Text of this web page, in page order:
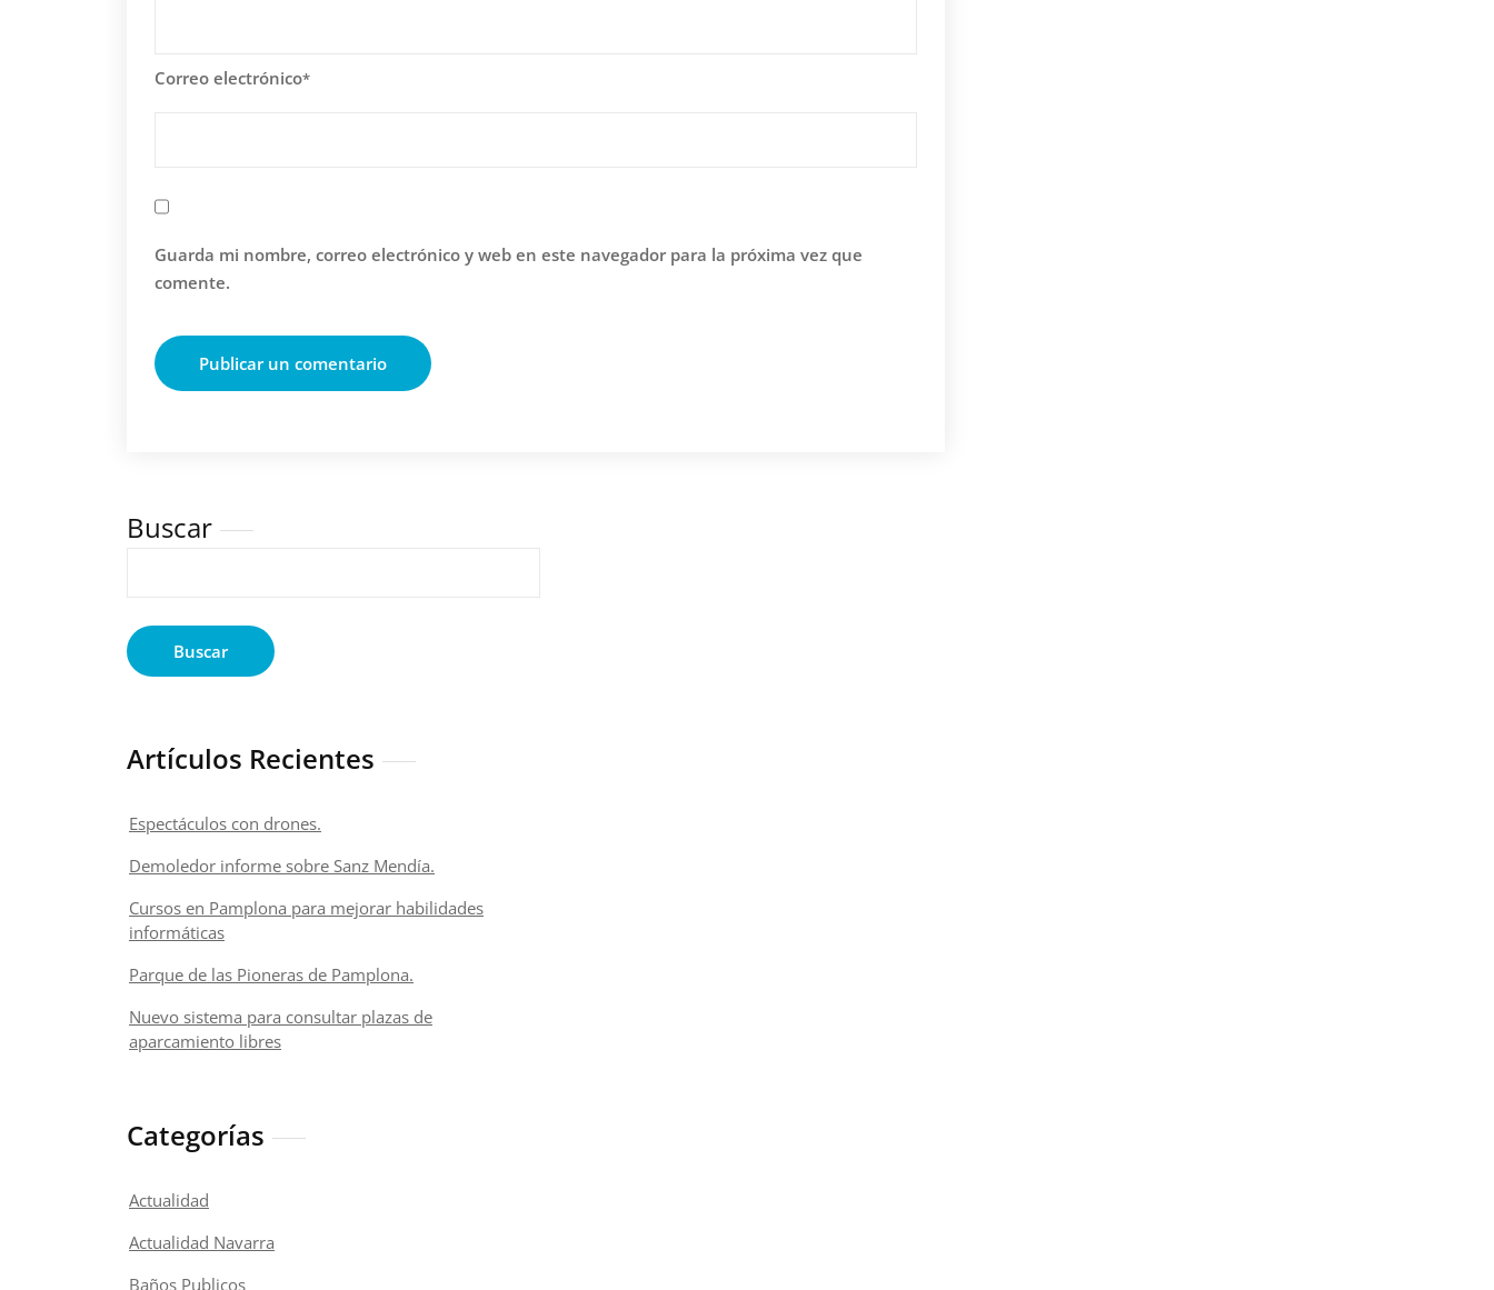
Correo electrónico*
Guarda mi nombre, correo electrónico y web en este navegador para la próxima vez que
comente.
Buscar
Buscar
Artículos Recientes
Espectáculos con drones.
Demoledor informe sobre Sanz Mendía.
Cursos en Pamplona para mejorar habilidades
informáticas
Parque de las Pioneras de Pamplona.
Nuevo sistema para consultar plazas de
aparcamiento libres
Categorías
Actualidad
Actualidad Navarra
Baños Publicos